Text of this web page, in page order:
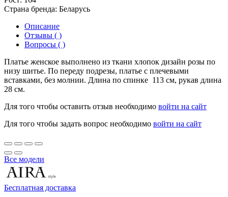
Страна бренда: Беларусь
Описание
Отзывы ( )
Вопросы ( )
Платье женское выполнено из ткани хлопок дизайн розы по
низу шитье. По переду подрезы, платье с плечевыми
вставками, без молнии. Длина по спинке 113 см, рукав длина
28 см.
Для того чтобы оставить отзыв необходимо войти на сайт
Для того чтобы задать вопрос необходимо войти на сайт
Все модели
Бесплатная доставка